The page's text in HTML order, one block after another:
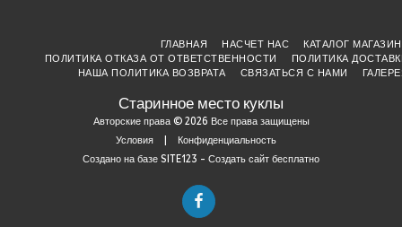
Старинное место куклы
Авторские права © 2026 Все права защищены
Условия|
Конфиденциальность
Создано на базе SITE123 - Создать сайт бесплатно
ГЛАВНАЯ НАСЧЕТ НАС
КАТАЛОГ
ПОЛИТИКА ОТКАЗА ОТ ОТВЕТСТВЕННОСТИ
ПОЛИТИКА
НАША ПОЛИТИКА ВОЗВРАТА
СВЯЗАТЬСЯ С НАМИ